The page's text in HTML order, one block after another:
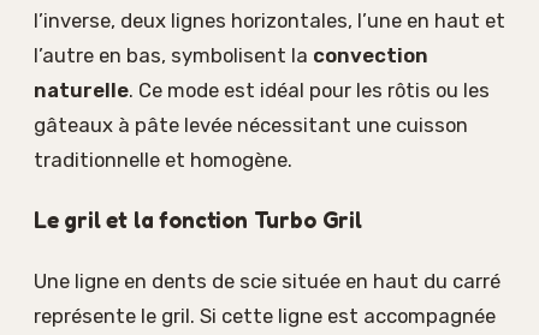
l’inverse, deux lignes horizontales, l’une en haut et
l’autre en bas, symbolisent la convection
naturelle. Ce mode est idéal pour les rôtis ou les
gâteaux à pâte levée nécessitant une cuisson
traditionnelle et homogène.
Le gril et la fonction Turbo Gril
Une ligne en dents de scie située en haut du carré
représente le gril. Si cette ligne est accompagnée